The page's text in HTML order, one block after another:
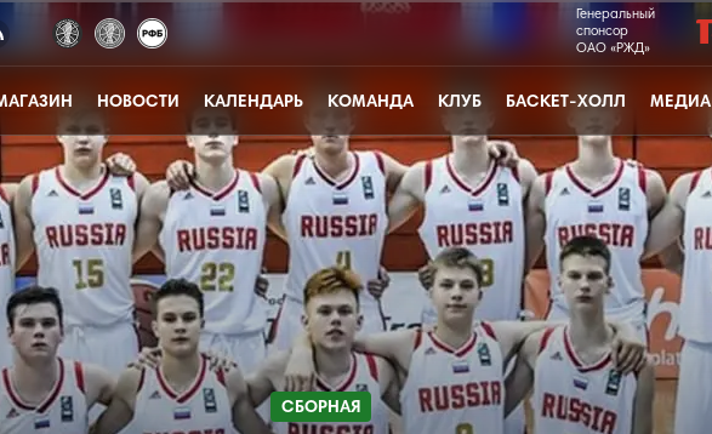
Генеральный
спонсор
ОАО «РЖД»
НОВОСТИ КАЛЕНДАРЬ КОМАНДА КЛУБ БАСКЕТ-ХОЛЛ МЕДИА
СБОРНАЯ